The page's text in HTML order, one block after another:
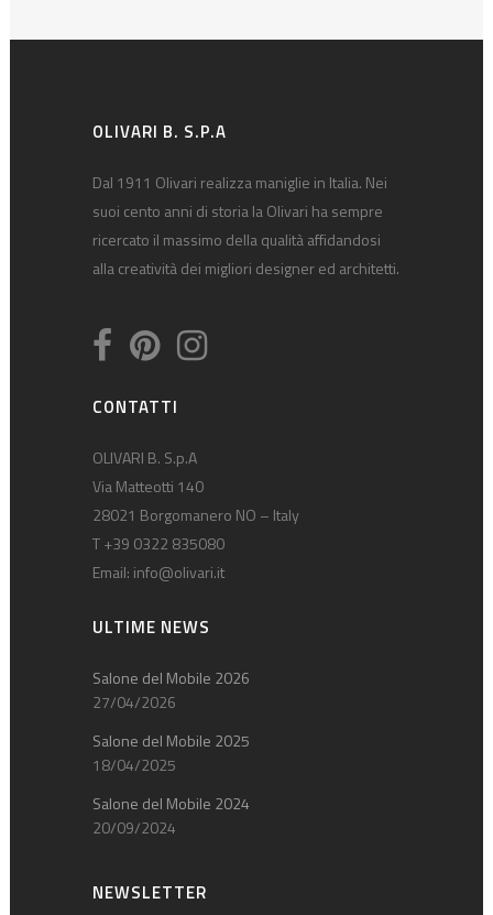
OLIVARI B. S.P.A
Dal 1911 Olivari realizza maniglie in Italia. Nei
suoi cento anni di storia la Olivari ha sempre
ricercato il massimo della qualità affidandosi
alla creatività dei migliori designer ed architetti.
CONTATTI
OLIVARI B. S.p.A
Via Matteotti 140
28021 Borgomanero NO – Italy
T +39 0322 835080
Email: info@olivari.it
ULTIME NEWS
Salone del Mobile 2026
27/04/2026
Salone del Mobile 2025
18/04/2025
Salone del Mobile 2024
20/09/2024
NEWSLETTER